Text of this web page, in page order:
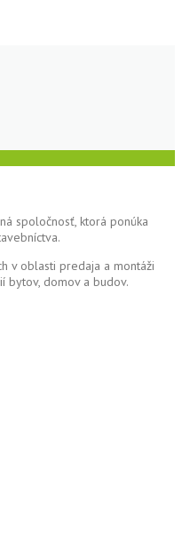
spoločnosť, ktorá ponúka
v oblasti predaja a montáži
bytov, domov a budov.